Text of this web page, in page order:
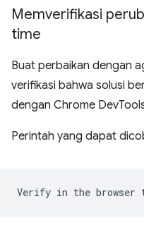
Memverifikasi
time
Buat perbaikan dengan
verifikasi bahwa solusi
dengan Chrome
Perintah yang dapat